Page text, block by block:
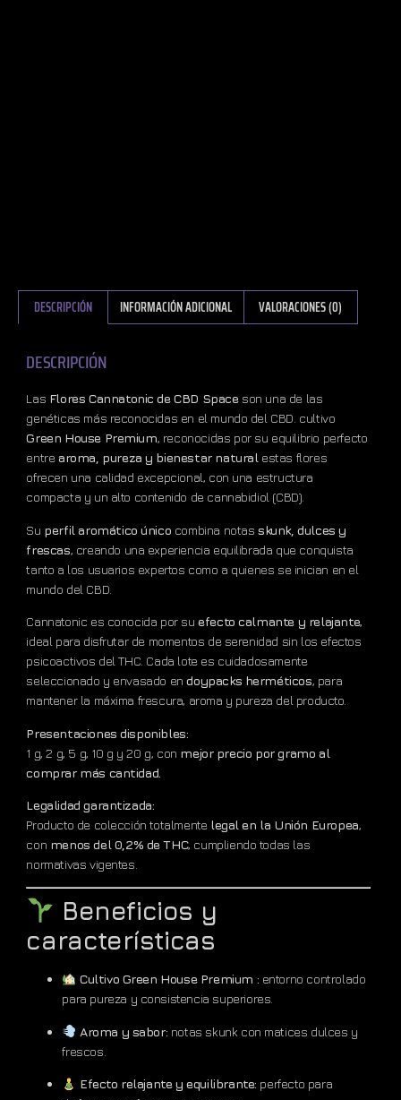
DESCRIPCIÓN INFORMACIÓN ADICIONAL VALORACIONES (0)
DESCRIPCIÓN
Las Flores Cannatonic de CBD Spaceson una de las
genéticas más reconocidas en el mundo del CBD. cultivo
Green House Premium, reconocidas por su equilibrio perfecto
entrearoma, pureza y bienestar natural estas flores
ofrecen una calidad excepcional, con una estructura
compacta y un alto contenido de cannabidiol (CBD).
Su perfil aromático único combina notasskunk, dulces y
frescas, creando una experiencia equilibrada que conquista
tanto a los usuarios expertos como a quienes se inician en el
mundo del CBD.
Cannatonic es conocida por suefecto calmante y relajante,
ideal para disfrutar de momentos de serenidad sin los efectos
psicoactivos del THC. Cada lote es cuidadosamente
seleccionado y envasado endoypacks herméticos, para
mantener la máxima frescura, aroma y pureza del producto.
Presentaciones disponibles:
1 g, 2 g, 5 g, 10 g y 20 g, con mejor precio por gramo al
comprar más cantidad.
Legalidad garantizada:
Producto de colección totalmente legal en la Unión Europea,
con menos del 0,2% de THC, cumpliendo todas las
normativas vigentes.
Beneficios y
características
Cultivo Green House Premium : entorno controlado
para pureza y consistencia superiores.
Aroma y sabor: notas skunk con matices dulces y
frescos.
Efecto relajante y equilibrante: perfecto para